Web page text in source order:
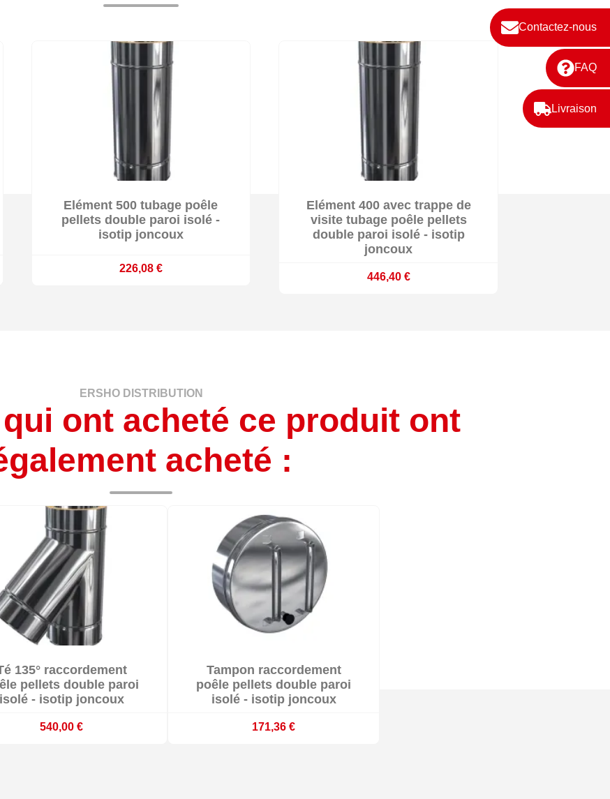
Contactez-nous
FAQ
Livraison
 Délai 10 jours ouvrés
Elément 500 tubage poêle
pellets double paroi isolé -
isotip joncoux
226,08 €
Délai 10 jours ouvrés
Elément 400 avec trappe de
visite tubage poêle pellets
double paroi isolé - isotip
joncoux
446,40 €
ERSHO DISTRIBUTION
ont acheté ce produit ont
acheté :
commande : délai 3 à 4 semaines
135° raccordement
pellets double paroi
isolé - isotip joncoux
540,00 €
Sur commande : délai 3 à 4 semaines
Tampon raccordement
poêle pellets double paroi
isolé - isotip joncoux
171,36 €